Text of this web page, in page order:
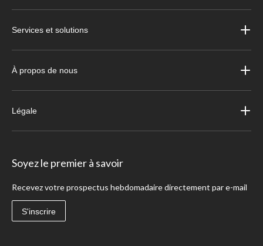
Services et solutions
À propos de nous
Légale
Soyez le premier à savoir
Recevez votre prospectus hebdomadaire directement par e-mail
S'inscrire